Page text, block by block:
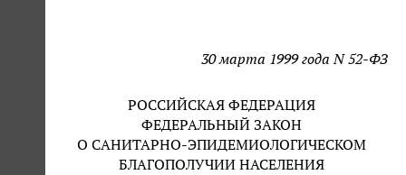
30 марта 1999 года N 52-ФЗ
РОССИЙСКАЯ ФЕДЕРАЦИЯ
ФЕДЕРАЛЬНЫЙ ЗАКОН
О САНИТАРНО-ЭПИДЕМИОЛОГИЧЕСКОМ
БЛАГОПОЛУЧИИ НАСЕЛЕНИЯ